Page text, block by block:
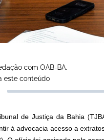
com OAB-BA.
este conteúdo
de Justiça da Bahia
à advocacia acesso a